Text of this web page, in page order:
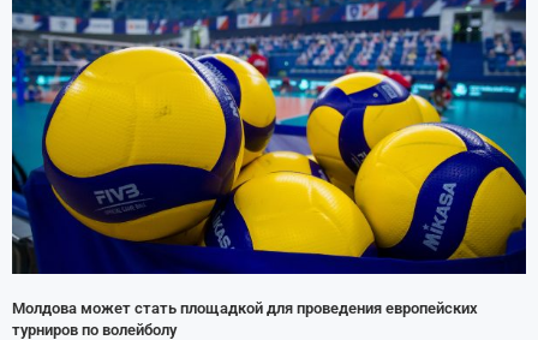
Молдова может стать площадкой для проведения европейских
турниров по волейболу